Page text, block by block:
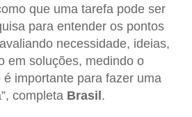
que uma tarefa pode ser
para entender os pontos
necessidade, ideias,
em soluções, medindo o
importante para fazer uma
completa Brasil.